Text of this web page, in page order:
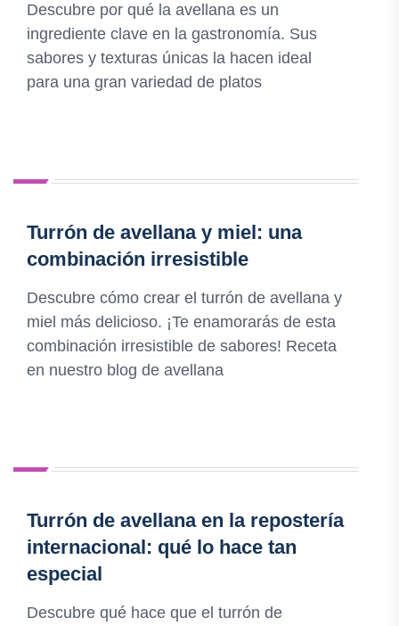
Descubre por qué la avellana es un
ingrediente clave en la gastronomía. Sus
sabores y texturas únicas la hacen ideal
para una gran variedad de platos
Turrón de avellana y miel: una
combinación irresistible
Descubre cómo crear el turrón de avellana y
miel más delicioso. ¡Te enamorarás de esta
combinación irresistible de sabores! Receta
en nuestro blog de avellana
Turrón de avellana en la repostería
internacional: qué lo hace tan
especial
Descubre qué hace que el turrón de